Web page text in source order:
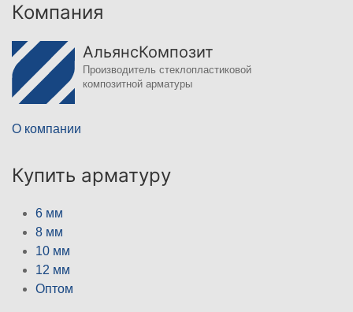
Компания
АльянсКомпозит
Производитель стеклопластиковой
композитной арматуры
О компании
Купить арматуру
6 мм
8 мм
10 мм
12 мм
Оптом